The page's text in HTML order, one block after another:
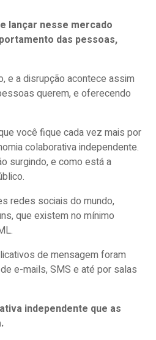
lançar nesse mercado
das pessoas,
e a disrupção acontece assim
querem, e oferecendo
você fique cada vez mais por
colaborativa independente.
surgindo, e como está a
redes sociais do mundo,
que existem no mínimo
de mensagem foram
e-mails, SMS e até por salas
independente que as